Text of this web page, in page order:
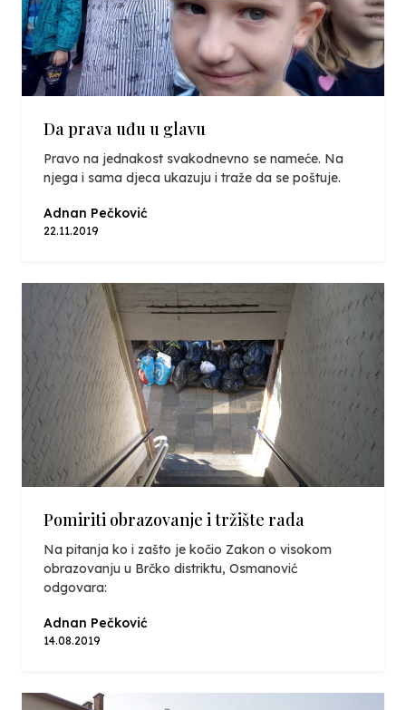
Da prava uđu u glavu
Pravo na jednakost svakodnevno se nameće. Na
njega i sama djeca ukazuju i traže da se poštuje.
Adnan Pečković
22.11.2019
Pomiriti obrazovanje i tržište rada
Na pitanja ko i zašto je kočio Zakon o visokom
obrazovanju u Brčko distriktu, Osmanović
odgovara:
Adnan Pečković
14.08.2019